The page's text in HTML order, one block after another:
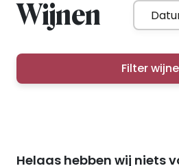
Wijnen
Filter
Helaas hebben wij niets